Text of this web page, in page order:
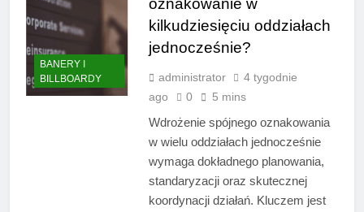
BANERY I
BILLBOARDY
oznakowanie w
kilkudziesięciu oddziałach
jednocześnie?
administrator
4 tygodnie
ago
0 5 mins
Wdrożenie spójnego oznakowania
w wielu oddziałach jednocześnie
wymaga dokładnego planowania,
standaryzacji oraz skutecznej
koordynacji działań. Kluczem jest